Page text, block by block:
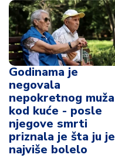
Godinama je
negovala
nepokretnog muža
kod kuće - posle
njegove smrti
priznala je šta ju je
najviše bolelo